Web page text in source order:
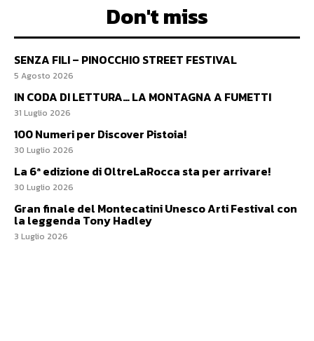
Don't miss
SENZA FILI – PINOCCHIO STREET FESTIVAL
5 Agosto 2026
IN CODA DI LETTURA… LA MONTAGNA A FUMETTI
31 Luglio 2026
100 Numeri per Discover Pistoia!
30 Luglio 2026
La 6ª edizione di OltreLaRocca sta per arrivare!
30 Luglio 2026
Gran finale del Montecatini Unesco Arti Festival con
la leggenda Tony Hadley
3 Luglio 2026